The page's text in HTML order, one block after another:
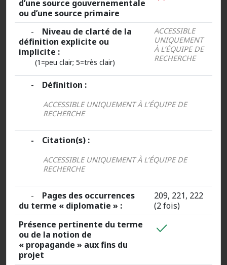
d’une source gouvernementale
ou d’une source primaire
- Niveau de clarté de la
définition explicite ou
implicite :
(1=peu clair; 5=très clair)
ACCESSIBLE
UNIQUEMENT
À L’ÉQUIPE DE
RECHERCHE
- Définition :
ACCESSIBLE UNIQUEMENT À L’ÉQUIPE DE
RECHERCHE
- Citation(s) :
ACCESSIBLE UNIQUEMENT À L’ÉQUIPE DE
RECHERCHE
- Pages des occurrences
du terme « diplomatie » :
209, 221, 222
(2 fois)
Présence pertinente du terme
ou de la notion de
« propagande » aux fins du
projet